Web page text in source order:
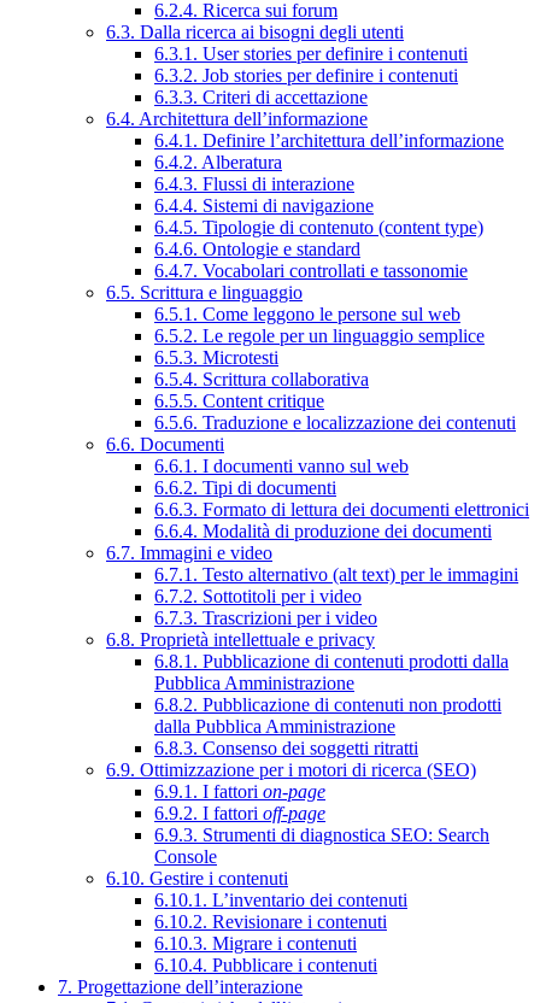
6.2.4. Ricerca sui forum
6.3. Dalla ricerca ai bisogni degli utenti
6.3.1. User stories per definire i contenuti
6.3.2. Job stories per definire i contenuti
6.3.3. Criteri di accettazione
6.4. Architettura dell’informazione
6.4.1. Definire l’architettura dell’informazione
6.4.2. Alberatura
6.4.3. Flussi di interazione
6.4.4. Sistemi di navigazione
6.4.5. Tipologie di contenuto (content type)
6.4.6. Ontologie e standard
6.4.7. Vocabolari controllati e tassonomie
6.5. Scrittura e linguaggio
6.5.1. Come leggono le persone sul web
6.5.2. Le regole per un linguaggio semplice
6.5.3. Microtesti
6.5.4. Scrittura collaborativa
6.5.5. Content critique
6.5.6. Traduzione e localizzazione dei contenuti
6.6. Documenti
6.6.1. I documenti vanno sul web
6.6.2. Tipi di documenti
6.6.3. Formato di lettura dei documenti elettronici
6.6.4. Modalità di produzione dei documenti
6.7. Immagini e video
6.7.1. Testo alternativo (alt text) per le immagini
6.7.2. Sottotitoli per i video
6.7.3. Trascrizioni per i video
6.8. Proprietà intellettuale e privacy
6.8.1. Pubblicazione di contenuti prodotti dalla
Pubblica Amministrazione
6.8.2. Pubblicazione di contenuti non prodotti
dalla Pubblica Amministrazione
6.8.3. Consenso dei soggetti ritratti
6.9. Ottimizzazione per i motori di ricerca (SEO)
6.9.1. I fattori on-page
6.9.2. I fattori off-page
6.9.3. Strumenti di diagnostica SEO: Search
Console
6.10. Gestire i contenuti
6.10.1. L’inventario dei contenuti
6.10.2. Revisionare i contenuti
6.10.3. Migrare i contenuti
6.10.4. Pubblicare i contenuti
7. Progettazione dell’interazione